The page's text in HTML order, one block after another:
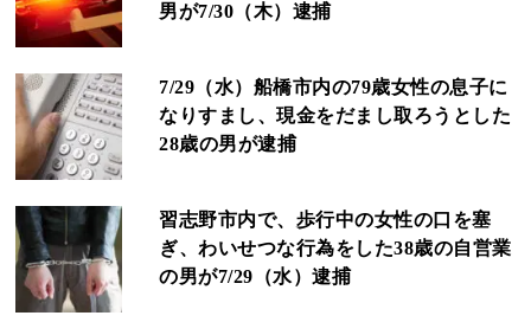
男が7/30（木）逮捕
7/29（水）船橋市内の79歳女性の息子に
なりすまし、現金をだまし取ろうとした
28歳の男が逮捕
習志野市内で、歩行中の女性の口を塞
ぎ、わいせつな行為をした38歳の自営業
の男が7/29（水）逮捕